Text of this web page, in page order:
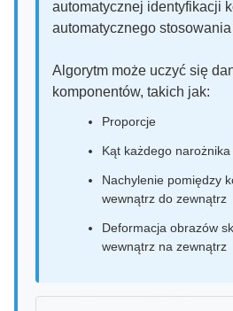
automatycznej identyfikacji
automatycznego
Algorytm może uczyć się
komponentów, takich jak:
Proporcje
Kąt każdego
Nachylenie pomiędzy
wewnątrz do zewnątrz
Deformacja obrazów
wewnątrz na zewnątrz